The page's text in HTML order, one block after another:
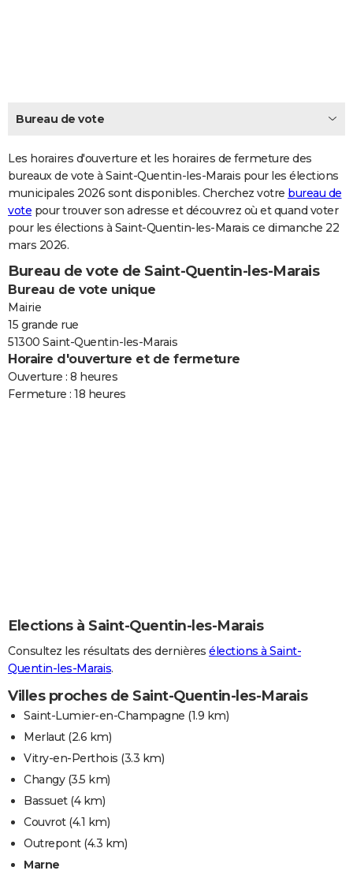
CARTE DE VOEUX
Dictionnaire
Biographies
Citations
Expressions
Proverbes
PROGRAMME TV
COPAINS D'AVANT
S'inscrire
Se connecter
Lycées
Collèges
Primaires
Universités
Entreprises
Service militaire
Avis de recherche
AVIS DE DÉCÈS
FORUM
Bricolage
Lifestyle
Culture
Sport
Auto
Television
Voyage
Cinema
Bureau de vote
Les horaires d'ouverture et les horaires de fermeture des
bureaux de vote à Saint-Quentin-les-Marais pour les élections
municipales 2026 sont disponibles. Cherchez votre bureau de
vote pour trouver son adresse et découvrez où et quand voter
pour les élections à Saint-Quentin-les-Marais ce dimanche 22
mars 2026.
Bureau de vote de Saint-Quentin-les-Marais
Bureau de vote unique
Mairie
15 grande rue
51300 Saint-Quentin-les-Marais
Horaire d'ouverture et de fermeture
Ouverture : 8 heures
Fermeture : 18 heures
Elections à Saint-Quentin-les-Marais
Consultez les résultats des dernières élections à Saint-
Quentin-les-Marais.
Villes proches de Saint-Quentin-les-Marais
Saint-Lumier-en-Champagne (1.9 km)
Merlaut(2.6 km)
Vitry-en-Perthois (3.3 km)
Changy(3.5 km)
Bassuet(4 km)
Couvrot(4.1 km)
Outrepont(4.3 km)
Marne